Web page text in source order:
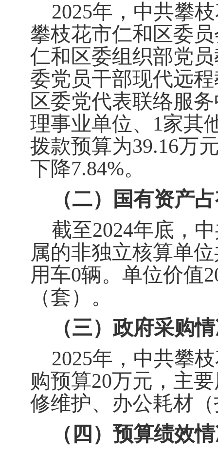
2025年 ，中共攀
攀枝花市仁和区委
仁和区委组织部党
委党员干部现代远
区委党代表联络服
理事业单位、 1家其
拨款预算为39.16万
下降7.84%。
（二）国有资产
截至2024年底，
属的非独立核算单
用车0辆。单位价值
（套）。
（三）政府采购
2025年 ，中共攀
购预算20万元，主
修维护、 办公耗材
（四）预算绩效